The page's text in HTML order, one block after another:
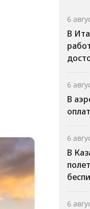
6
В
6
В
6
В
6